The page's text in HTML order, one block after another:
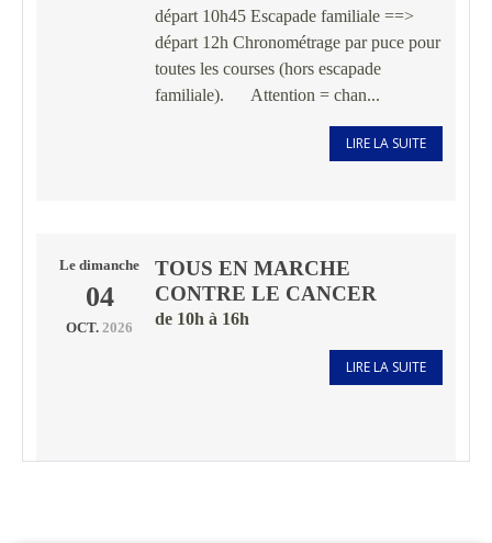
départ 10h45 Escapade familiale ==>
départ 12h Chronométrage par puce pour
toutes les courses (hors escapade
familiale). Attention = chan...
LIRE LA SUITE
Le dimanche
04
OCT. 2026
TOUS EN MARCHE
CONTRE LE CANCER
de 10h à 16h
LIRE LA SUITE